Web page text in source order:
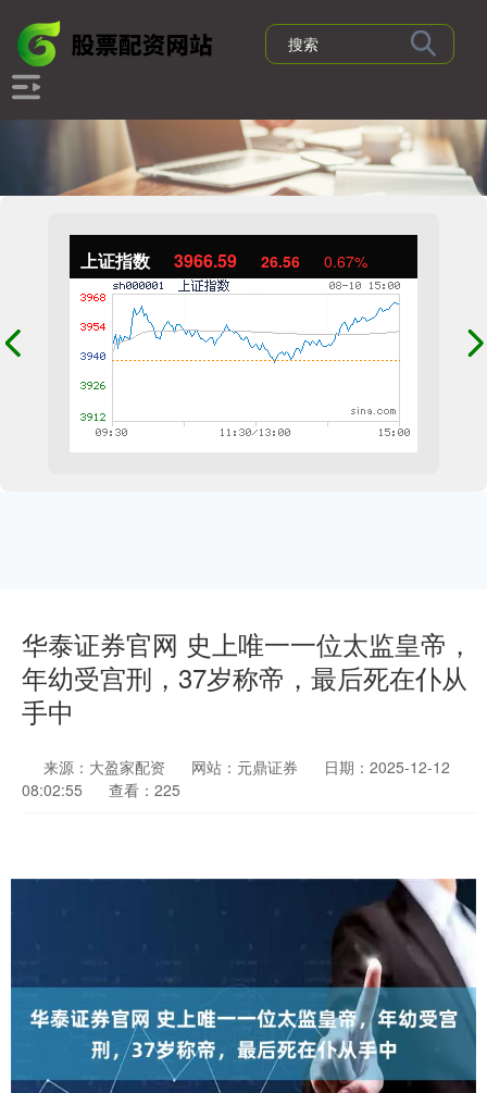
上证指数 3966.59 26.56 0.67%
华泰证券官网 史上唯一一位太监皇帝，
年幼受宫刑，37岁称帝，最后死在仆从
手中
来源：大盈家配资 网站：元鼎证券
日期：2025-12-12
08:02:55
查看：225